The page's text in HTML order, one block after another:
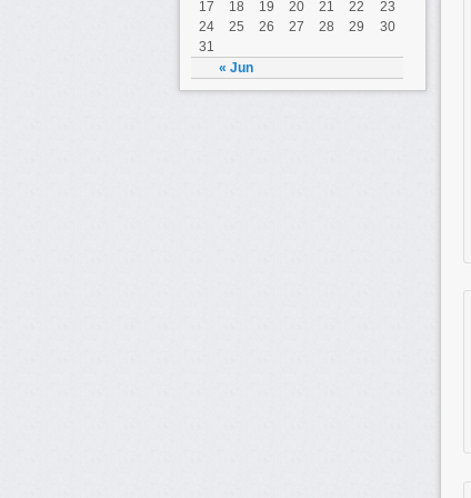
« Jun
17
18 19 20 21 22
23
24
25 26 27 28 29
30
31